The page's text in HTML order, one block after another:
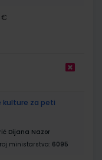
€
kulture za peti
Dijana Nazor
ministarstva: 6095